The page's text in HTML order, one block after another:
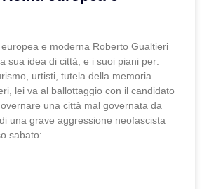
e moderna Roberto Gualtieri
sua idea di città, e i suoi piani per:
urtisti, tutela della memoria
lei va al ballottaggio con il candidato
una città mal governata da
una grave aggressione neofascista
sabato: